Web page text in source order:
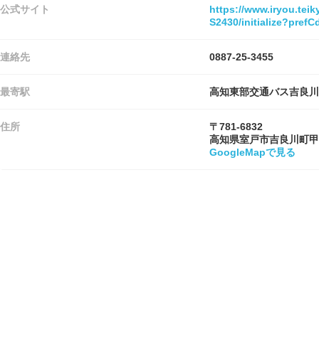
公式サイト
https://
S2430/
連絡先 0887-25-3455
最寄駅 高知東部交通バス吉良
住所
〒781-6832
高知県室戸市吉良川町
GoogleMapで見る